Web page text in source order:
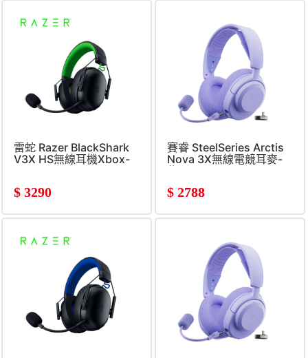
雷蛇 Razer BlackShark
V3X HS無線耳機Xbox-
$ 3290
賽睿 SteelSeries Arctis
Nova 3X無線電競耳麥-
$ 2788